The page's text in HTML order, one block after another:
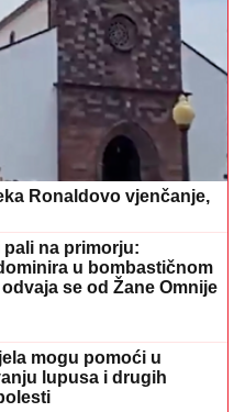
Ronaldovo vjenčanje,
pali na primorju:
u bombastičnom
se od Žane Omnije
mogu pomoći u
lupusa i drugih